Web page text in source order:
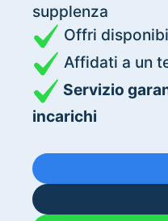
supplenza
Offri
Affidati a un
Servizio
incarichi